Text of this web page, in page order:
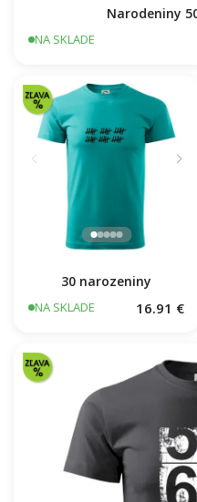
Narodeniny
NA SKLADE
30 narozeniny
NA SKLADE 16.91 €